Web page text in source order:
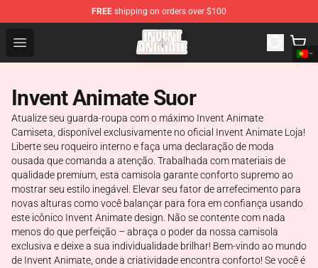
FREE shipping on orders over $100
Open menu
Invent Animate Shop - Official Invent Animate
Invent Animate Suor
Atualize seu guarda-roupa com o máximo Invent Animate
Camiseta, disponível exclusivamente no oficial Invent Animate Loja!
Liberte seu roqueiro interno e faça uma declaração de moda
ousada que comanda a atenção. Trabalhada com materiais de
qualidade premium, esta camisola garante conforto supremo ao
mostrar seu estilo inegável. Elevar seu fator de arrefecimento para
novas alturas como você balançar para fora em confiança usando
este icônico Invent Animate design. Não se contente com nada
menos do que perfeição – abraça o poder da nossa camisola
exclusiva e deixe a sua individualidade brilhar! Bem-vindo ao mundo
de Invent Animate, onde a criatividade encontra conforto! Se você é